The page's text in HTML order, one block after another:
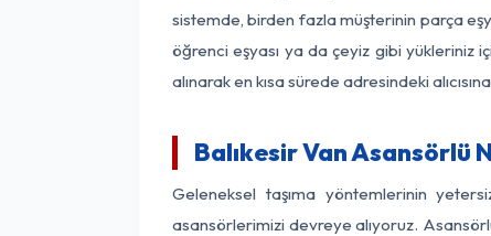
sistemde, birden fazla müşterinin parça
öğrenci eşyası ya da çeyiz gibi yükleriniz
alınarak en kısa sürede adresindeki
Balıkesir Van Asansörlü
Geleneksel taşıma yöntemlerinin
asansörlerimizi devreye alıyoruz.